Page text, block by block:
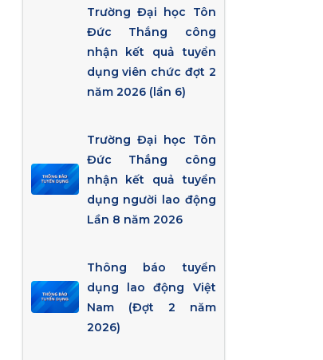
Trường Đại học Tôn
Đức Thắng công
nhận kết quả tuyển
dụng viên chức đợt 2
năm 2026 (lần 6)
Trường Đại học Tôn
Đức Thắng công
nhận kết quả tuyển
dụng người lao động
Lần 8 năm 2026
Thông báo tuyển
dụng lao động Việt
Nam (Đợt 2 năm
2026)